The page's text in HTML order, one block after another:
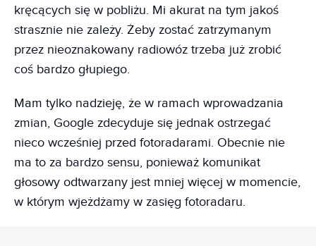
kręcących się w pobliżu. Mi akurat na tym jakoś
strasznie nie zależy. Żeby zostać zatrzymanym
przez nieoznakowany radiowóz trzeba już zrobić
coś bardzo głupiego.
Mam tylko nadzieję, że w ramach wprowadzania
zmian, Google zdecyduje się jednak ostrzegać
nieco wcześniej przed fotoradarami. Obecnie nie
ma to za bardzo sensu, ponieważ komunikat
głosowy odtwarzany jest mniej więcej w momencie,
w którym wjeżdżamy w zasięg fotoradaru.